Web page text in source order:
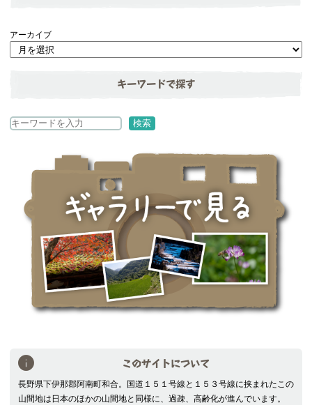
アーカイブ
キーワードで探す
検
検索
このサイトについて
長野県下伊那郡阿南町和合。国道１５１号線と１５３号線に挟まれたこの
山間地は日本のほかの山間地と同様に、過疎、高齢化が進んでいます。